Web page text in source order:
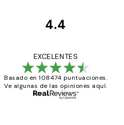
4.4
EXCELENTES
Basado en 108474 puntuaciones.
Ve algunas de las opiniones aquí.